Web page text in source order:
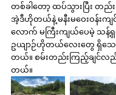
တစ်ခါတော့ ထပ်သွားပြီး တည်
အဲ့ဒီဟိုတယ်နဲ့ မနီးမဝေးဝန်းက
လောက် မကြီးကျယ်ပေမဲ့ သန့်
ဥယျာဉ်ဟိုတယ်လေးတွေ ရှိသေ
တယ်။ စမ်းတည်းကြည့်ချင်လည်
တယ်။